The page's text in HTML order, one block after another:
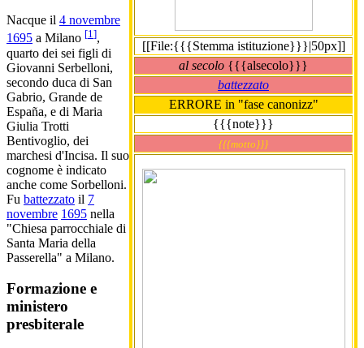
[[File:{{{Stemma istituzione}}}|50px]]
al secolo {{{alsecolo}}}
battezzato
ERRORE in "fase canonizz"
{{{note}}}
{{{motto}}}
Nacque il 4 novembre
1695 a Milano [1],
quarto dei sei figli di
Giovanni Serbelloni,
secondo duca di San
Gabrio, Grande de
España, e di Maria
Giulia Trotti
Bentivoglio, dei
marchesi d'Incisa. Il suo
cognome è indicato
anche come Sorbelloni.
Fu battezzato il 7
novembre 1695 nella
"Chiesa parrocchiale di
Santa Maria della
Passerella" a Milano.
Formazione e
ministero
presbiterale